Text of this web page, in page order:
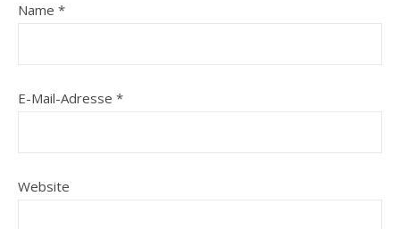
Name *
E-Mail-Adresse *
Website